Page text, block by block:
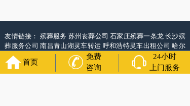
友情链接： 殡葬服务 苏州丧葬公司石家庄殡葬一条龙长沙殡
葬服务公司南昌青山湖灵车转运 呼和浩特灵车出租公司哈尔
滨道里区丧葬用品
西宁城东区白事服务
潍坊奎文区殡仪馆服
务乳山寿衣店铺 杭州上城区灵堂布置 沈阳浑南区殡葬平台
国墓地网中国非急救转运网网站建设中国殡葬一条龙网中国
首页
免费
咨询
24小时
上门服务